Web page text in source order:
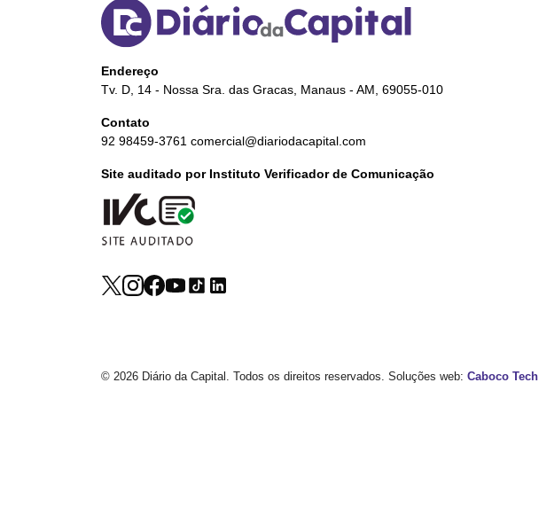
Endereço
Tv. D, 14 - Nossa Sra. das Gracas, Manaus - AM, 69055-010
Contato
92 98459-3761 comercial@diariodacapital.com
Site auditado por Instituto Verificador de Comunicação
© 2026 Diário da Capital. Todos os direitos reservados. Soluções web: Caboco Tech